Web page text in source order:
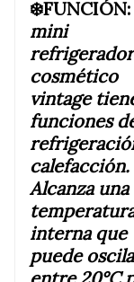
❄️FUNCIÓN:
mini
refrigerador
cosmético
vintage
funciones
calefacción.
Alcanza una
interna que
puede